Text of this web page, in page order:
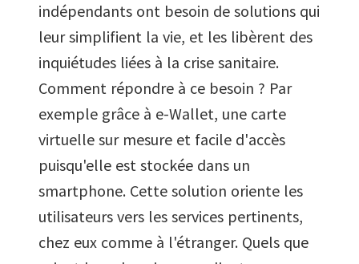
indépendants ont besoin de solutions qui
leur simplifient la vie, et les libèrent des
inquiétudes liées à la crise sanitaire.
Comment répondre à ce besoin ? Par
exemple grâce à e-Wallet, une carte
virtuelle sur mesure et facile d'accès
puisqu'elle est stockée dans un
smartphone. Cette solution oriente les
utilisateurs vers les services pertinents,
chez eux comme à l'étranger. Quels que